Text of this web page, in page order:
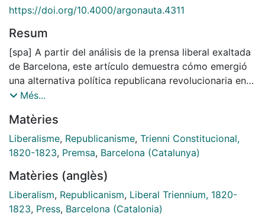
https://doi.org/10.4000/argonauta.4311
Resum
[spa] A partir del análisis de la prensa liberal exaltada
de Barcelona, este artículo demuestra cómo emergió
una alternativa política republicana revolucionaria en
España. La Tertulia Patriótica de Lacy se convirtió en
Barcelona, donde se expresó una minoría republicana
en clave revolucionaria y vinculada a la carbonería.
Este republicanismo se hizo evidente a través de tres
subvertir el orden legal para asegurar la supervivencia
del régimen liberal y el desarrollo de una moral
republicana que cuestionaba la cristiana. El
Més...
Matèries
Liberalisme, Republicanisme, Trienni Constitucional,
1820-1823, Premsa, Barcelona (Catalunya)
Matèries (anglès)
Liberalism, Republicanism, Liberal Triennium, 1820-
1823, Press, Barcelona (Catalonia)